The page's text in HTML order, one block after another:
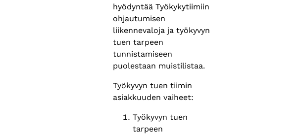
hyödyntää Työkykytiimiin
ohjautumisen
liikennevaloja ja työkyvyn
tuen tarpeen
tunnistamiseen
puolestaan muistilistaa.
Työkyvyn tuen tiimin
asiakkuuden vaiheet:
Työkyvyn tuen
tarpeen